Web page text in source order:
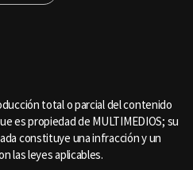
total o parcial del contenido
es propiedad de MULTIMEDIOS; su
constituye una infracción y un
las leyes aplicables.